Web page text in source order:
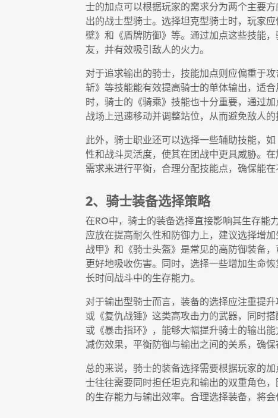
士的加点可以根据玩家的需求分为两个主要
出的战士型骑士。选择坦克型骑士时，玩家
壁》和《盾牌防御》等。通过加点这些技能
友，并有效吸引敌人的火力。
对于追求输出的骑士，技能加点则应偏重于
斩》等技能能有效提高骑士的单体输出，适
时，骑士的《骑乘》技能也十分重要，通过
战场上迅速移动并调整站位，从而避免敌人的
此外，骑士职业还可以选择一些辅助技能，
性和战斗灵活度，使其在团战中更具威胁。
需求来进行平衡，合理分配技能点，确保能
2、骑士装备选择策略
在RO中，骑士的装备选择直接影响其生存能
应放在提高耐久性和防御力上，建议选择增
战甲》和《骑士头盔》是常见的高防御装备
更好地吸收伤害。同时，选择一些增加生命
长时间战斗中的生存能力。
对于输出型骑士而言，装备的选择应注重提
或《复仇战锤》这类高攻击力的武器，同时
或《暴击指环》，能够大幅提升骑士的输出
减伤效果，平衡防御与输出之间的关系，确
总的来说，骑士的装备选择需要根据玩家的
士往往需要同时担任坦克和输出的双重角色
的生存能力与输出效率。合理选择装备，将